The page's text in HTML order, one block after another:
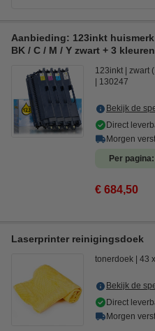
Aanbieding: 123inkt
BK / C / M / Y zwart + 3 kleuren
123inkt zwart
130247
Bekijk de
Direct
Morgen
Per pagina
€ 684,50
Laserprinter reinigingsdoek
tonerdoek 43
Bekijk de
Direct
Morgen